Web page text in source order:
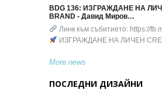
BDG 136: ИЗГРАЖДАНЕ НА
BRAND - Давид Миров…
Линк към събитието: https://
ИЗГРАЖДАНЕ НА ЛИЧЕН
More news
ПОСЛЕДНИ ДИЗАЙНИ